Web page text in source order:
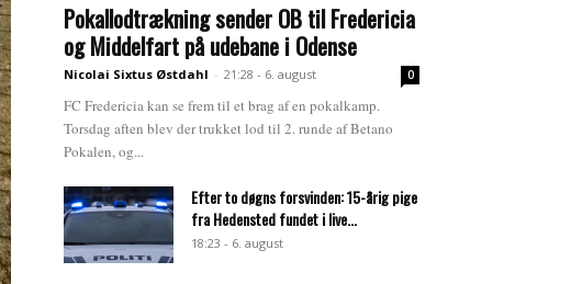
Pokallodtrækning sender OB til Fredericia
og Middelfart på udebane i Odense
Nicolai Sixtus Østdahl - 21:28 - 6. august 0
FC Fredericia kan se frem til et brag af en pokalkamp.
Torsdag aften blev der trukket lod til 2. runde af Betano
Pokalen, og...
Efter to døgns forsvinden: 15-årig pige
fra Hedensted fundet i live...
18:23 - 6. august